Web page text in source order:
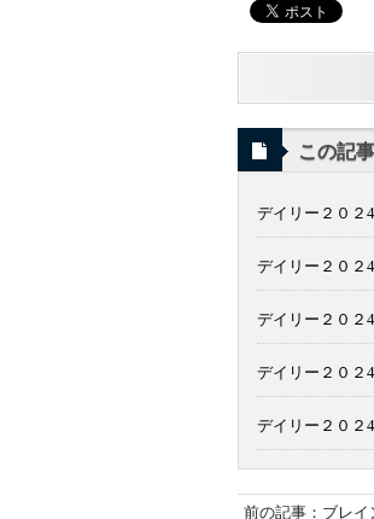
この記
デイリー２０２
デイリー２０２
デイリー２０２
デイリー２０２
デイリー２０２
前の記事：ブレ